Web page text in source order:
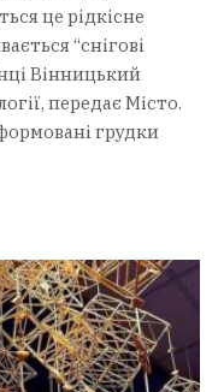
це рідкісне
“снігові
Вінницький
передає Місто.
грудки